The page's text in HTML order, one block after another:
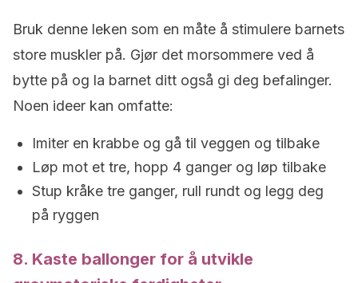
Bruk denne leken som en måte å stimulere barnets
store muskler på. Gjør det morsommere ved å
bytte på og la barnet ditt også gi deg befalinger.
Noen ideer kan omfatte:
Imiter en krabbe og gå til veggen og tilbake
Løp mot et tre, hopp 4 ganger og løp tilbake
Stup kråke tre ganger, rull rundt og legg deg
på ryggen
8. Kaste ballonger for å utvikle